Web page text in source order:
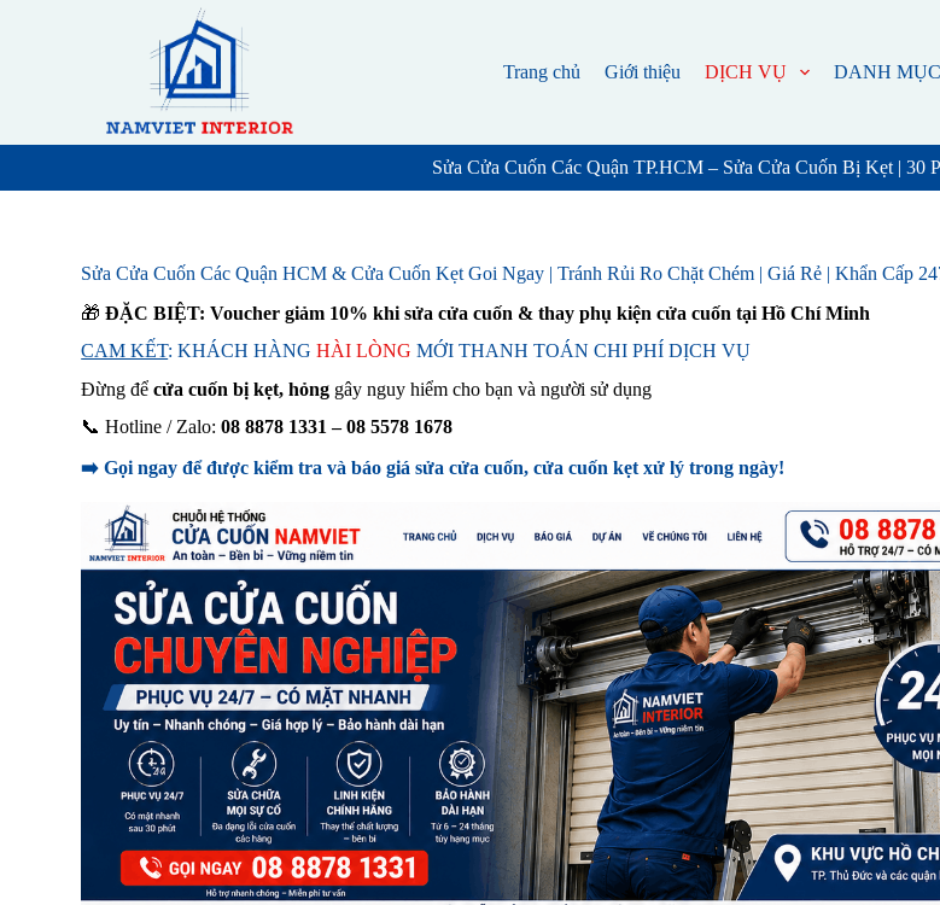
n
Trang chủ Giới thiệu DỊCH VỤ DANH
Sửa Cửa Cuốn Các Quận TP.HCM – Sửa Cửa Cuốn Bị Kẹt | 30
Sửa Cửa Cuốn Các Quận HCM & Cửa Cuốn Kẹt Goi Ngay | Tránh Rủi Ro Chặt Chém | Giá Rẻ | Khẩn Cấp
🎁ĐẶC BIỆT: Voucher giảm 10% khi sửa cửa cuốn & thay phụ kiện cửa cuốn tại Hồ Chí Minh
CAM KẾT: KHÁCH HÀNGHÀI LÒNG MỚI THANH TOÁN CHI PHÍ DỊCH VỤ
Đừng đểcửa cuốn bị kẹt, hỏng gây nguy hiểm cho bạn và người sử dụng
📞 Hotline / Zalo:08 8878 1331 – 08 5578 1678
➡️ Gọi ngay để được kiểm tra và báo giá sửa cửa cuốn, cửa cuốn kẹt xử lý trong ngày!